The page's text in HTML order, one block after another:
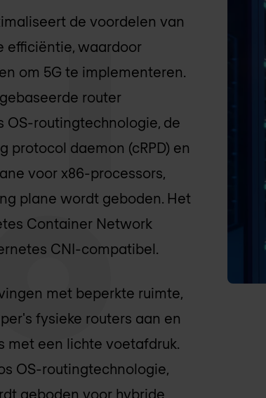
de voordelen van
efficiëntie, waardoor
om 5G te implementeren.
router
OS-routingtechnologie, de
protocol daemon (cRPD) en
voor x86-processors,
plane wordt geboden. Het
Container Network
CNI-compatibel.
met beperkte ruimte,
fysieke routers aan en
een lichte voetafdruk.
OS-routingtechnologie,
geboden voor hybride